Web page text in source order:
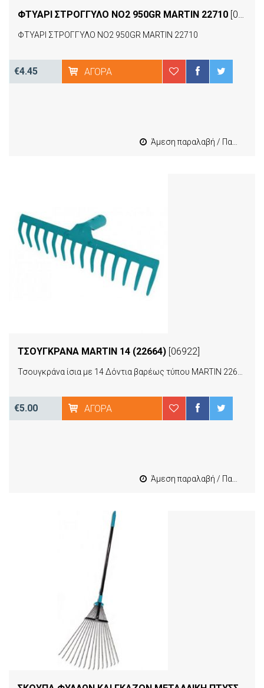
ΦΤΥΑΡΙ ΣΤΡΟΓΓΥΛΟ ΝΟ2 950GR MARTIN 22710 [00999]
ΦΤΥΑΡΙ ΣΤΡΟΓΓΥΛΟ ΝΟ2 950GR MARTIN 22710
€4.45 ΑΓΟΡΆ
Άμεση παραλαβή / Παράδοση 1-3 εργασιμες
ΤΣΟΥΓΚΡΑΝΑ MARTIN 14 (22664) [06922]
€5.00 ΑΓΟΡΆ
Άμεση παραλαβή / Παράδοση 1-3 εργασιμες